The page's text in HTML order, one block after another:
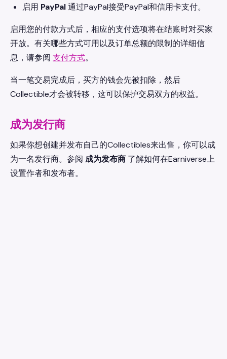
启用 PayPal通过PayPal接受PayPal和信用卡支付。
启用您的付款方式后，相应的支付选项将在结账时对买家
开放。有关哪些方式可用以及订单总额的限制的详细信
息，请参阅 支付方式。
当一笔交易完成后，买方的钱会先被扣除，然后
Collectible才会被转移，这可以保护交易双方的权益。
成为发行商
如果你想创建并发布自己的Collectibles来出售，你可以成
为一名发行商。参阅 成为发布商 了解如何在Earniverse上
设置作者和发布者。